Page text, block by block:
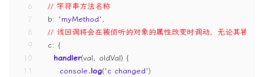
6
7
8
9
10
11
// 字符串方法名称
b: 'myMethod',
// 该回调将会在被侦听的对象的属性改变时调动，无论其被嵌
c: {
handler(val, oldVal) {
console.log('c changed')